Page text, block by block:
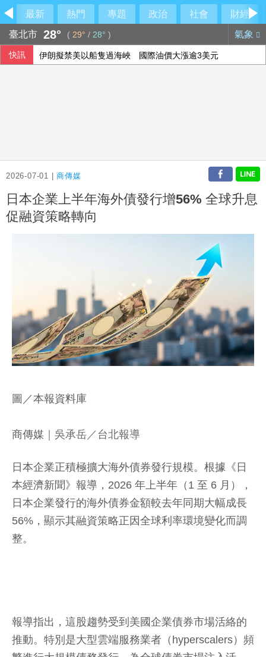
最新 熱門 專題 政治 社會
財經
臺北市 28° ( 29° / 28° ) 氣象
快訊 伊朗擬禁美以船隻過海峽 國際油價大漲逾3美元
2026-07-01 |商傳媒
日本企業上半年海外債發行增56% 全球升息
促融資策略轉向
圖／本報資料庫
商傳媒 ｜吳承岳／台北報導
日本企業正積極擴大海外債券發行規模。根據《日
本經濟新聞》報導，2026 年上半年（1 至 6 月），
日本企業發行的海外債券金額較去年同期大幅成長
56%，顯示其融資策略正因全球利率環境變化而調
整。
報導指出，這股趨勢受到美國企業債券市場活絡的
推動。特別是大型雲端服務業者（hyperscalers）頻